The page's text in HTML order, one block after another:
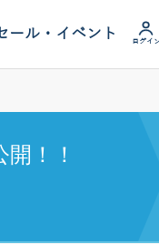
ール・イベント ログイ
！！